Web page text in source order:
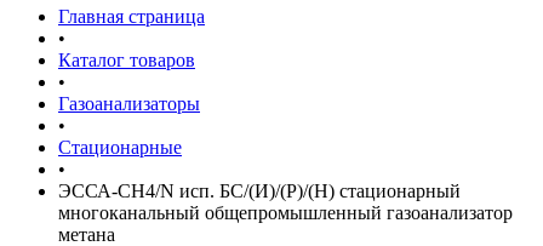
Главная страница
•
Каталог товаров
•
Газоанализаторы
•
Стационарные
•
ЭССА-СН4/N исп. БС/(И)/(Р)/(Н) стационарный
многоканальный общепромышленный газоанализатор
метана